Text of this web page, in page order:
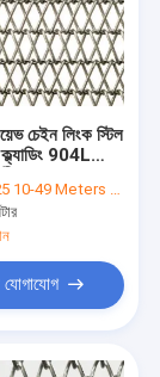
চেইন লিংক স্টিল
904L
US $22, 50-99 Meters US $20 100+ Meters